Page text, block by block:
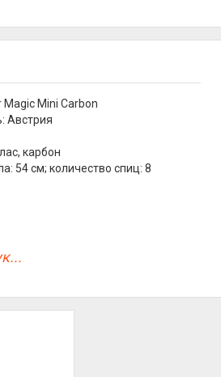
Magic Mini Carbon
Австрия
карбон
54 см; количество спиц: 8